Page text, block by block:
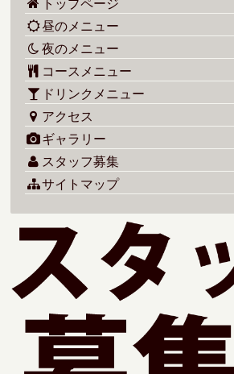
トップページ
昼のメニュー
夜のメニュー
コースメニュー
ドリンクメニュー
アクセス
ギャラリー
スタッフ募集
サイトマップ